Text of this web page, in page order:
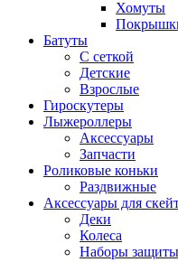
Хомуты
Батуты
С сеткой
Детские
Взрослые
Гироскутеры
Лыжероллеры
Аксессуары
Запчасти
Роликовые коньки
Раздвижные
Аксессуары для
Деки
Колеса
Наборы защиты